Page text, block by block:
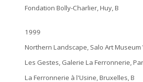
Fondation Bolly-Charlier, Huy, B
1999
Northern Landscape, Salo Art Museum
Les Gestes, Galerie La Ferronnerie,
La Ferronnerie à l'Usine, Bruxelles, B